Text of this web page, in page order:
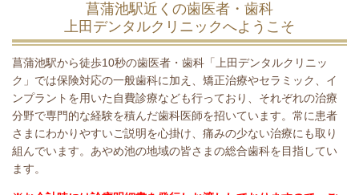
菖蒲池駅近くの歯医者・歯科
上田デンタルクリニックへようこそ
菖蒲池駅から徒歩10秒の歯医者・歯科「上田デンタルクリニッ
ク」では保険対応の一般歯科に加え、矯正治療やセラミック、イ
ンプラントを用いた自費診療なども行っており、それぞれの治療
分野で専門的な経験を積んだ歯科医師を招いています。常に患者
さまにわかりやすいご説明を心掛け、痛みの少ない治療にも取り
組んでいます。あやめ池の地域の皆さまの総合歯科を目指してい
ます。